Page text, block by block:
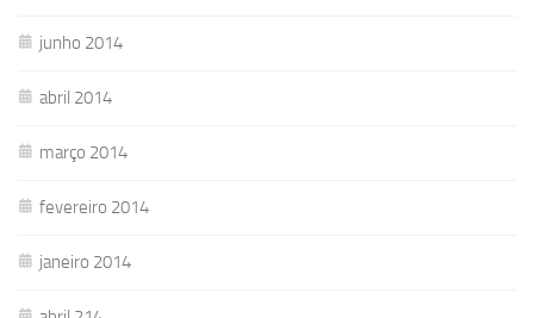
junho 2014
abril 2014
março 2014
fevereiro 2014
janeiro 2014